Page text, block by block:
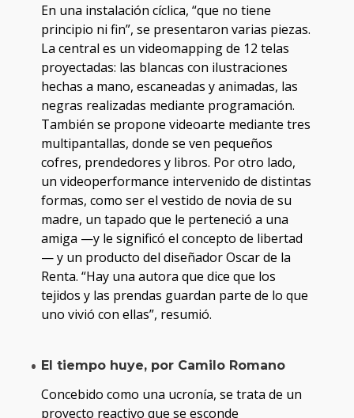
En una instalación cíclica, “que no tiene
principio ni fin”, se presentaron varias piezas.
La central es un videomapping de 12 telas
proyectadas: las blancas con ilustraciones
hechas a mano, escaneadas y animadas, las
negras realizadas mediante programación.
También se propone videoarte mediante tres
multipantallas, donde se ven pequeños
cofres, prendedores y libros. Por otro lado,
un videoperformance intervenido de distintas
formas, como ser el vestido de novia de su
madre, un tapado que le perteneció a una
amiga —y le significó el concepto de libertad
— y un producto del diseñador Oscar de la
Renta. “Hay una autora que dice que los
tejidos y las prendas guardan parte de lo que
uno vivió con ellas”, resumió.
El tiempo huye, por Camilo Romano
Concebido como una ucronía, se trata de un
proyecto reactivo que se esconde